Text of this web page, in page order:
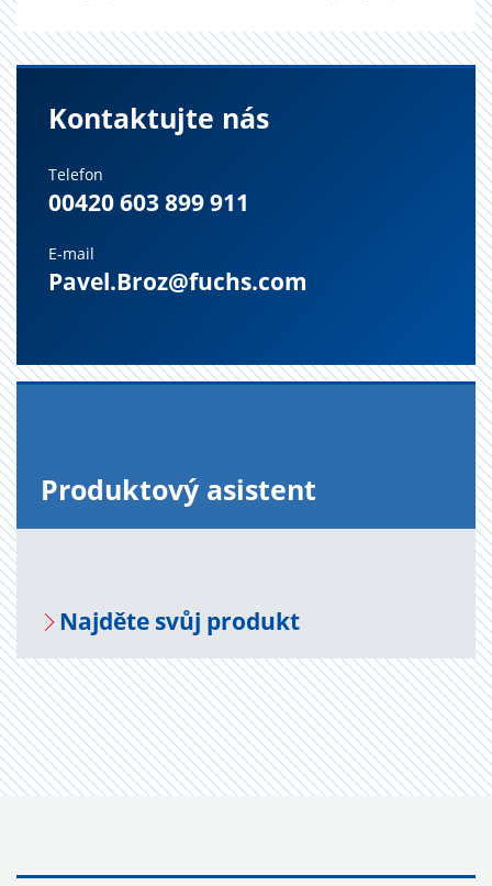
Kontaktujte nás
Telefon
00420 603 899 911
E-mail
Pavel.Broz@fuchs.com
Pro­duk­to­vý asi­s­tent
Na­jdě­te svůj pro­dukt